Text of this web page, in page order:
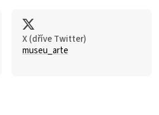
X (dříve Twitter)
museu_arte